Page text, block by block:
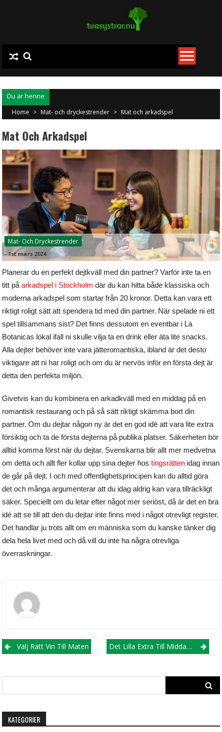
Home > Mat- och dryckestrender > Mat och arkadspel
Mat Och Arkadspel
Mat- Och Dryckestrender
- 1st mars 2024
Planerar du en perfekt dejtkväll med din partner? Varför inte ta en
titt påarkadspel i Stockholm där du kan hitta både klassiska och
moderna arkadspel som startar från 20 kronor. Detta kan vara ett
riktigt roligt sätt att spendera tid med din partner. När spelade ni ett
spel tillsammans sist? Det finns dessutom en eventbar i La
Botanicas lokal ifall ni skulle vilja ta en drink eller äta lite snacks.
Alla dejter behöver inte vara jätteromantiska, ibland är det desto
viktigare att ni har roligt och om du är nervös inför en första dejt är
detta den perfekta miljön.
Givetvis kan du kombinera en arkadkväll med en middag på en
romantisk restaurang och på så sätt riktigt skämma bort din
partner. Om du dejtar någon ny är det en god idé att vara lite extra
försiktig och ta de första dejterna på publika platser. Säkerheten bör
alltid komma först när du dejtar. Svenskarna blir allt mer medvetna
om detta och allt fler kollar upp sina dejter hostingsrätten idag innan
de går på dejt. I och med offentlighetsprincipen kan du alltid göra
det och många argumenterar att du idag aldrig kan vara tillräckligt
säker. Speciellt om du letar efter något mer seriöst, då är det en bra
idé att se till att den du dejtar inte finns med i något otrevligt register.
Det handlar ju trots allt om en människa som du kanske tänker dig
dela hela livet med och då vill du inte ha några otrevliga
överraskningar.
PostVälj Rätt Vin Till Maten Det Lilla Extra Till Middagsbjudningen
for:
KATEGORIER